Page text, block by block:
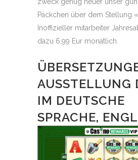
Päckchen über dem Stellung
Inoffizieller mitarbeiter
dazu 6,99 Eur monatlich.
AUSSTELLUNG
IM DEUTSCHE
SPRACHE,